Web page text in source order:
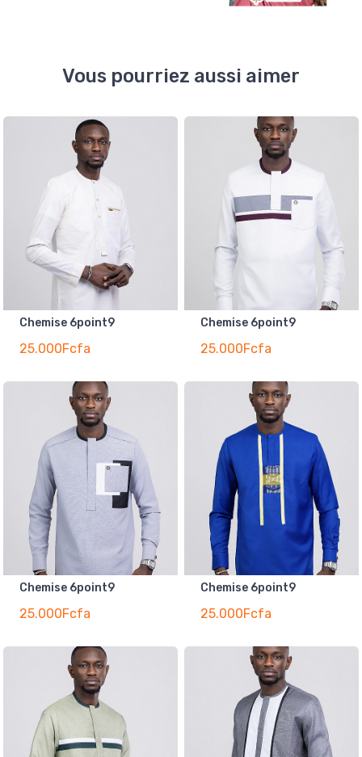
Vous pourriez aussi aimer
Chemise 6point9
25.000Fcfa
Chemise 6point9
25.000Fcfa
Chemise 6point9
25.000Fcfa
Chemise 6point9
25.000Fcfa